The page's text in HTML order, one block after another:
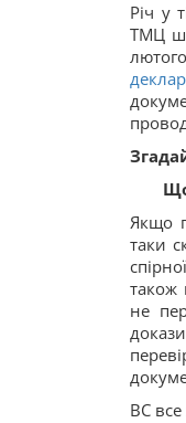
Річ у
ТМЦ
Якщо
таки
також
не
ВС